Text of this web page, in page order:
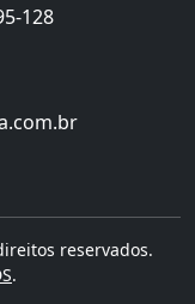
128
reservados.
.